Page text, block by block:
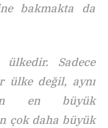
bakmakta da
Sadece
ülke değil, aynı
en büyük
çok daha büyük